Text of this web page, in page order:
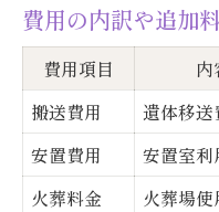
費用の内訳や追加
費用項目 内
搬送費用
遺体移送
安置費用
安置室利
火葬料金
火葬場